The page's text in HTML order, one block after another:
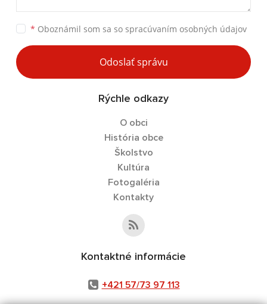
* Oboznámil som sa so spracúvaním osobných údajov
Odoslať správu
Rýchle odkazy
O obci
História obce
Školstvo
Kultúra
Fotogaléria
Kontakty
Kontaktné informácie
+421 57/73 97 113